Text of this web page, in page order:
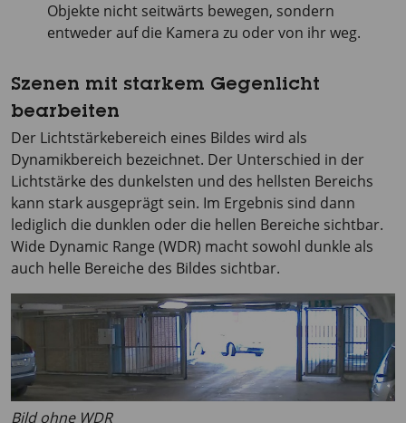
Objekte nicht seitwärts bewegen, sondern
entweder auf die Kamera zu oder von ihr weg.
Szenen mit starkem Gegenlicht
bearbeiten
Der Lichtstärkebereich eines Bildes wird als
Dynamikbereich bezeichnet. Der Unterschied in der
Lichtstärke des dunkelsten und des hellsten Bereichs
kann stark ausgeprägt sein. Im Ergebnis sind dann
lediglich die dunklen oder die hellen Bereiche sichtbar.
Wide Dynamic Range (WDR) macht sowohl dunkle als
auch helle Bereiche des Bildes sichtbar.
Bild ohne WDR